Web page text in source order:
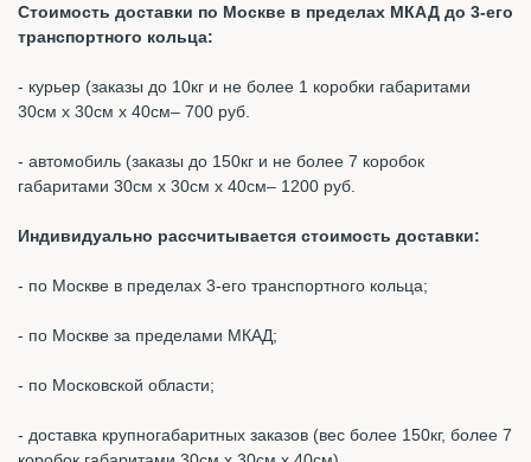
Стоимость доставки по Москве в пределах МКАД до 3-его
транспортного кольца:
- курьер (заказы до 10кг и не более 1 коробки габаритами
30см х 30см х 40см– 700 руб.
- автомобиль (заказы до 150кг и не более 7 коробок
габаритами 30см х 30см х 40см– 1200 руб.
Индивидуально рассчитывается стоимость доставки:
- по Москве в пределах 3-его транспортного кольца;
- по Москве за пределами МКАД;
- по Московской области;
- доставка крупногабаритных заказов (вес более 150кг, более 7